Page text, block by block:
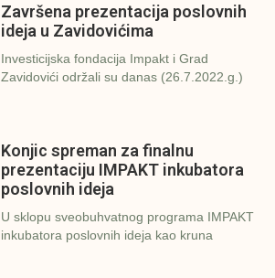
Završena prezentacija poslovnih
ideja u Zavidovićima
Investicijska fondacija Impakt i Grad
Zavidovići održali su danas (26.7.2022.g.)
Konjic spreman za finalnu
prezentaciju IMPAKT inkubatora
poslovnih ideja
U sklopu sveobuhvatnog programa IMPAKT
inkubatora poslovnih ideja kao kruna